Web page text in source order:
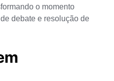
o momento
debate e resolução de